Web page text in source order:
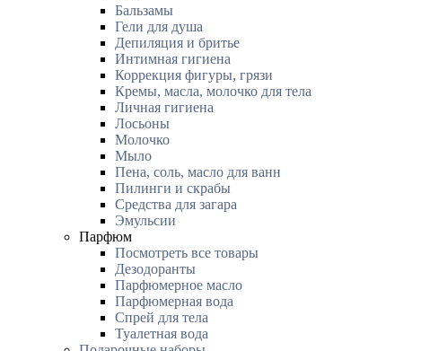
Бальзамы
Гели для душа
Депиляция и бритье
Интимная гигиена
Коррекция фигуры, грязи
Кремы, масла, молочко для тела
Личная гигиена
Лосьоны
Молочко
Мыло
Пена, соль, масло для ванн
Пилинги и скрабы
Средства для загара
Эмульсии
Парфюм
Посмотреть все товары
Дезодоранты
Парфюмерное масло
Парфюмерная вода
Спрей для тела
Туалетная вода